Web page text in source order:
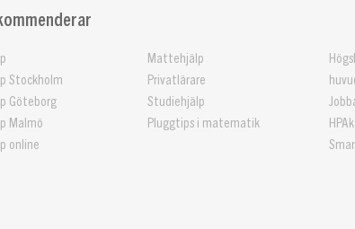
Stockholm
Göteborg
Malmö
online
Mattehjälp
Privatlärare
Studiehjälp
Pluggtips i matematik